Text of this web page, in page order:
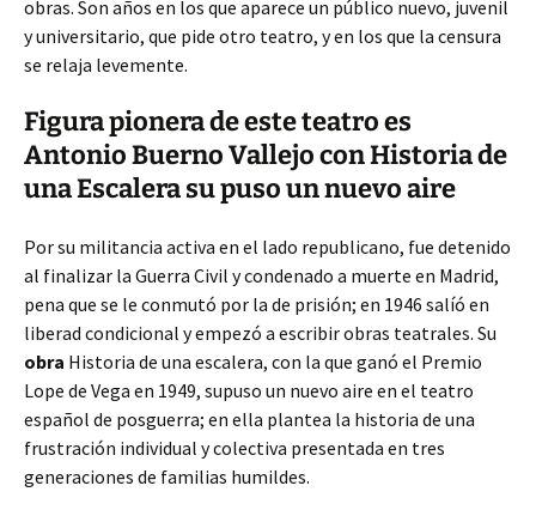
obras. Son años en los que aparece un público nuevo, juvenil
y universitario, que pide otro teatro, y en los que la censura
se relaja levemente.
Figura pionera de este teatro es
Antonio Buerno Vallejo con Historia de
una Escalera su puso un nuevo aire
Por su militancia activa en el lado republicano, fue detenido
al finalizar la Guerra Civil y condenado a muerte en Madrid,
pena que se le conmutó por la de prisión; en 1946 salíó en
liberad condicional y empezó a escribir obras teatrales. Su
obra Historia de una escalera, con la que ganó el Premio
Lope de Vega en 1949, supuso un nuevo aire en el teatro
español de posguerra; en ella plantea la historia de una
frustración individual y colectiva presentada en tres
generaciones de familias humildes.